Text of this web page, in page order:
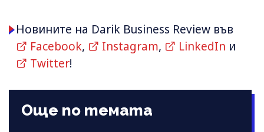
Новините на Darik Business Review във
Facebook, Instagram, LinkedIn и
Twitter!
Още по темата